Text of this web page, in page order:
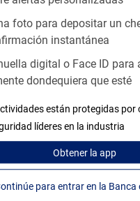
foto para depositar un
instantánea
digital o Face ID para
dondequiera que esté
están protegidas por
líderes en la industria
Obtenerla app
Vea cómo mantener el